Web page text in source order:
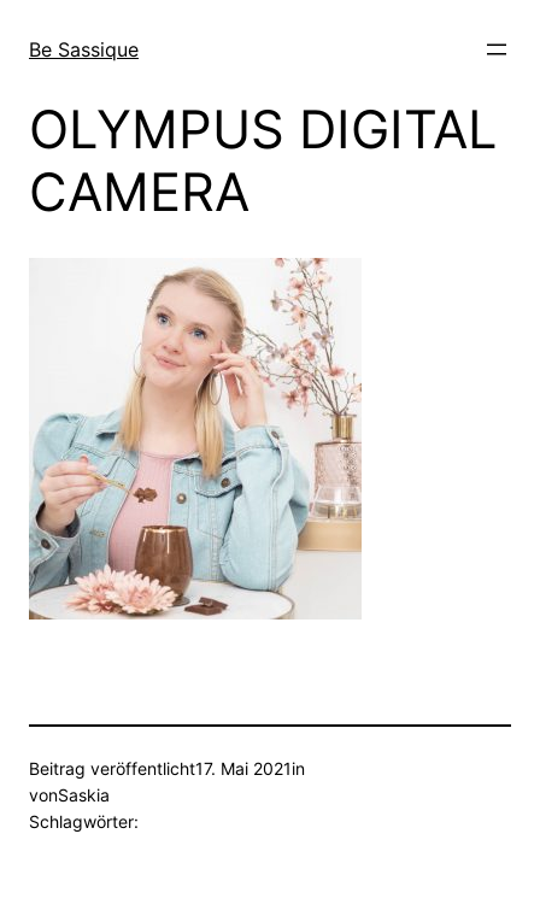
zum
wechseln
Be Sassique
OLYMPUS DIGITAL
CAMERA
Beitrag veröffentlicht17. Mai 2021in
vonSaskia
Schlagwörter: